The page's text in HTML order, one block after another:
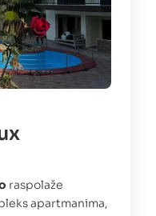
raspolaže
apartmanima,